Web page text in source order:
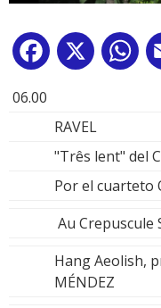
Facebook
X
06.00
RAVEL
"Três lent" del
Por el cuarteto
Au Crepuscule
Hang Aeolish,
MÉNDEZ